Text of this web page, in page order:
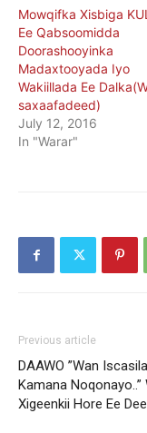
Mowqifka Xisbiga
Ee Qabsoomidda
Doorashooyinka
Madaxtooyada Iyo
Wakiillada Ee
saxaafadeed)
July 12, 2016
In "Warar"
Previous article
DAAWO ”Wan
Kamana Noqonayo..”
Xigeenkii Hore Ee